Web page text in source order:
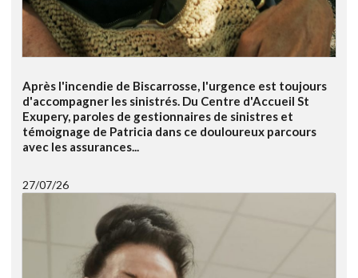
Après l'incendie de Biscarrosse, l'urgence est toujours
d'accompagner les sinistrés. Du Centre d'Accueil St
Exupery, paroles de gestionnaires de sinistres et
témoignage de Patricia dans ce douloureux parcours
avec les assurances...
27/07/26